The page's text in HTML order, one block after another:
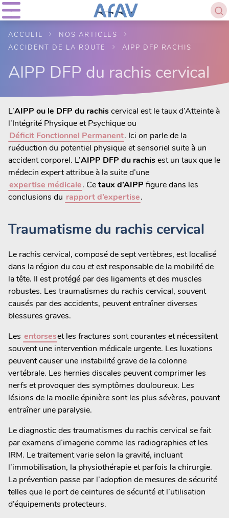
ACCUEIL
NOS ARTICLES
ACCIDENT DE LA ROUTE
AIPP DFP RACHIS
AIPP DFP du rachis cervical
L’AIPP ou le DFP du rachiscervical est le taux d’Atteinte à
l’Intégrité Physique et Psychique ou
Déficit Fonctionnel Permanent. Ici on parle de la
ruéduction du potentiel physique et sensoriel suite à un
accident corporel. L’AIPP DFP du rachisest un taux que le
médecin expert attribue à la suite d’une
expertise médicale. Cetaux d’AIPP figure dans les
conclusions du rapport d’expertise.
Traumatisme du rachis cervical
Le rachis cervical, composé de sept vertèbres, est localisé
dans la région du cou et est responsable de la mobilité de
la tête. Il est protégé par des ligaments et des muscles
robustes. Les traumatismes du rachis cervical, souvent
causés par des accidents, peuvent entraîner diverses
blessures graves.
Les entorseset les fractures sont courantes et nécessitent
souvent une intervention médicale urgente. Les luxations
peuvent causer une instabilité grave de la colonne
vertébrale. Les hernies discales peuvent comprimer les
nerfs et provoquer des symptômes douloureux. Les
lésions de la moelle épinière sont les plus sévères, pouvant
entraîner une paralysie.
Le diagnostic des traumatismes du rachis cervical se fait
par examens d’imagerie comme les radiographies et les
IRM. Le traitement varie selon la gravité, incluant
l’immobilisation, la physiothérapie et parfois la chirurgie.
La prévention passe par l’adoption de mesures de sécurité
telles que le port de ceintures de sécurité et l’utilisation
d’équipements protecteurs.